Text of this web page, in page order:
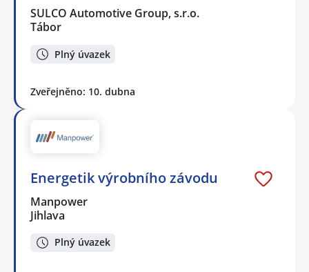
SULCO Automotive Group, s.r.o.
Tábor
Plný úvazek
Zveřejněno: 10. dubna
Energetik výrobního závodu
Manpower
Jihlava
Plný úvazek